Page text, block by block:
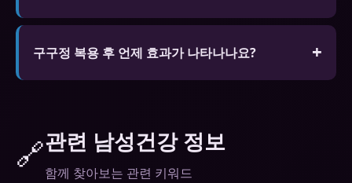
요.
A. 처음에는 낮은 용량(25mg)부터 시작하여 효과와
부작용을 확인한 후 적절한 용량을 찾아가는 것이 안
구구정 복용 후 언제 효과가 나타나나요?
🔗관련 남성건강 정보
함께 찾아보는 관련 키워드